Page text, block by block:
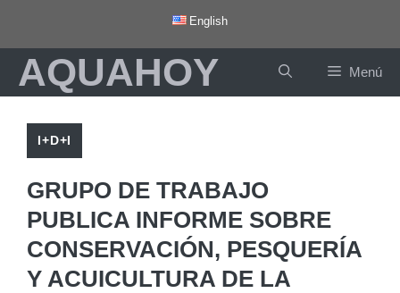
contenido
English
AQUAHOY Menú
I+D+I
GRUPO DE TRABAJO
PUBLICA INFORME SOBRE
CONSERVACIÓN, PESQUERÍA
Y ACUICULTURA DE LA